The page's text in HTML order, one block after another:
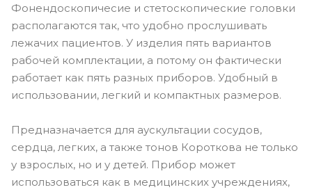
Фонендоскопичесие и стетоскопические головки
располагаются так, что удобно прослушивать
лежачих пациентов. У изделия пять вариантов
рабочей комплектации, а потому он фактически
работает как пять разных приборов. Удобный в
использовании, легкий и компактных размеров.
Предназначается для аускультации сосудов,
сердца, легких, а также тонов Короткова не только
у взрослых, но и у детей. Прибор может
использоваться как в медицинских учреждениях,